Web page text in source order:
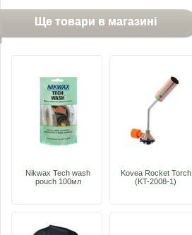
Ще товари в магазині
Nikwax Tech wash
pouch 100мл
Kovea Rocket Torch
(KT-2008-1)